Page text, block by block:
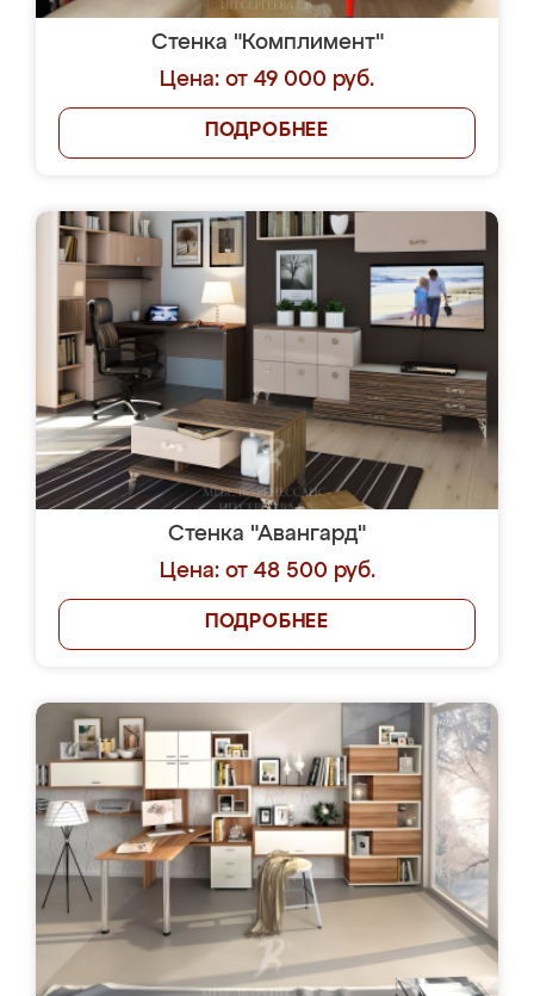
Стенка "Комплимент"
Цена: от 49 000 руб.
ПОДРОБНЕЕ
Стенка "Авангард"
Цена: от 48 500 руб.
ПОДРОБНЕЕ